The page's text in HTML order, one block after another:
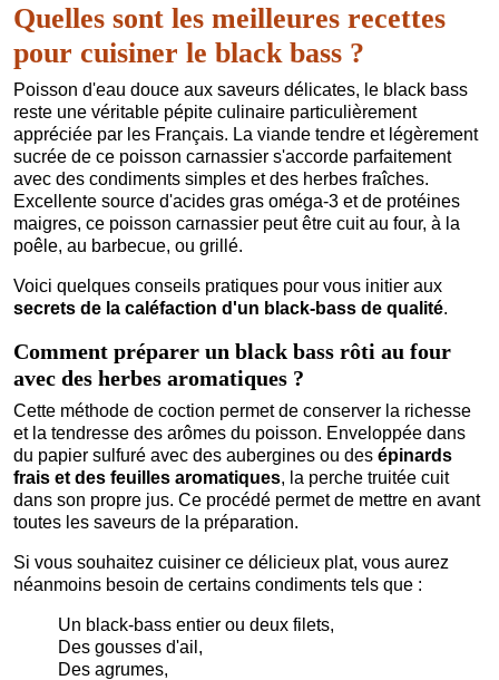
Quelles sont les meilleures recettes
pour cuisiner le black bass ?
Poisson d'eau douce aux saveurs délicates, le black bass
reste une véritable pépite culinaire particulièrement
appréciée par les Français. La viande tendre et légèrement
sucrée de ce poisson carnassier s'accorde parfaitement
avec des condiments simples et des herbes fraîches.
Excellente source d'acides gras oméga-3 et de protéines
maigres, ce poisson carnassier peut être cuit au four, à la
poêle, au barbecue, ou grillé.
Voici quelques conseils pratiques pour vous initier aux
secrets de la caléfaction d'un black-bass de qualité.
Comment préparer un black bass rôti au four
avec des herbes aromatiques ?
Cette méthode de coction permet de conserver la richesse
et la tendresse des arômes du poisson. Enveloppée dans
du papier sulfuré avec des aubergines ou des épinards
frais et des feuilles aromatiques, la perche truitée cuit
dans son propre jus. Ce procédé permet de mettre en avant
toutes les saveurs de la préparation.
Si vous souhaitez cuisiner ce délicieux plat, vous aurez
néanmoins besoin de certains condiments tels que :
Un black-bass entier ou deux filets,
Des gousses d'ail,
Des agrumes,